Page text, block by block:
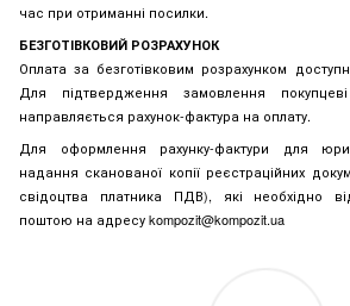
час при отриманні посилки.
БЕЗГОТІВКОВИЙ РОЗРАХУНОК
Оплата за безготівковим розрахунком
Для підтвердження замовлення
направляється рахунок-фактура на оплату.
Для оформлення рахунку-фактури для
надання сканованої копії реєстраційних
свідоцтва платника ПДВ), які необхідно
поштою на адресу kompozit@kompozit.ua